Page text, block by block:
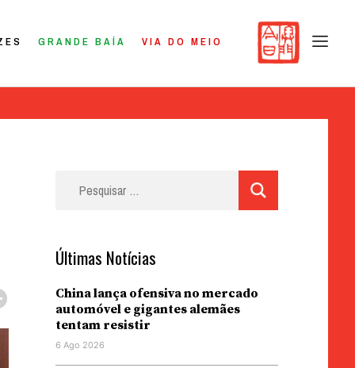
GRANDE BAÍA VIA DO MEIO
Últimas Notícias
China lança ofensiva no mercado
automóvel e gigantes alemães
tentam resistir
6 Ago 2026